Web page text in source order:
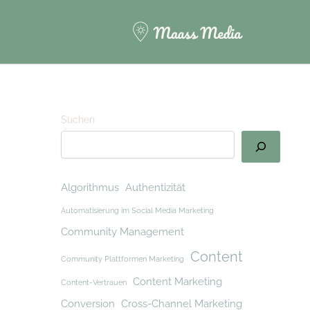
Suchen
Algorithmus Authentizität
Automatisierung im Social Media Marketing
Community Management
Community Plattformen Marketing Content
Content-Vertrauen
Content Marketing
Conversion Cross-Channel Marketing